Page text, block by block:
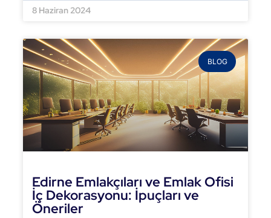
8 Haziran 2024
BLOG
Edirne Emlakçıları ve Emlak Ofisi
İç Dekorasyonu: İpuçları ve
Öneriler